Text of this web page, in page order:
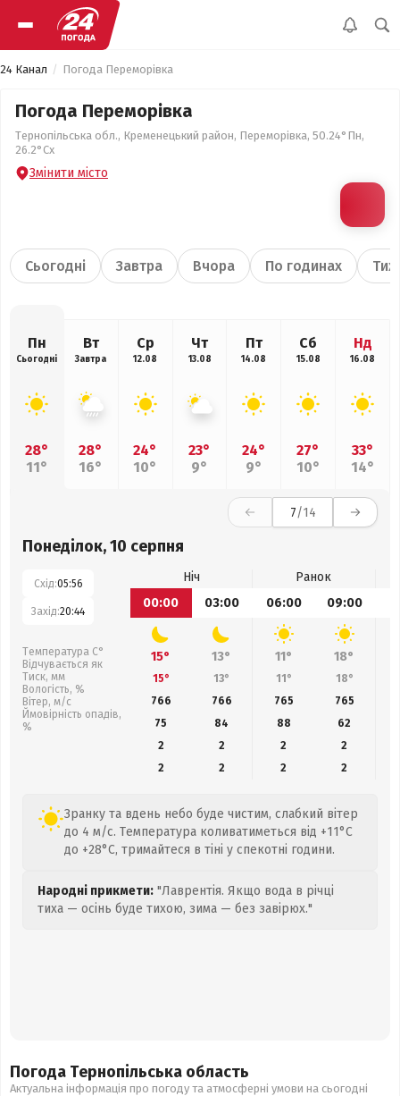
24 Канал Погода Переморівка
Погода Переморівка
Тернопільська обл., Кременецький район, Переморівка, 50.24°Пн,
26.2°Сх
Змінити місто
Сьогодні Завтра Вчора По годинах
Пн
Сьогодні
28°
11°
Вт
Завтра
28°
16°
Ср
12.08
24°
10°
Чт
13.08
23°
9°
Пт
14.08
24°
9°
Сб
15.08
27°
10°
Нд
16.08
33°
14°
7/14
Понеділок, 10 серпня
Схід:05:56
Захід:20:44
Температура С°
Відчувається як
Тиск, мм
Вологість, %
Вітер, м/с
Ймовірність опадів,
%
Ніч
Ранок
00:00
03:00 06:00 09:00
15° 13° 11° 18°
15° 13° 11° 18°
766
766 765 765
75
84 88 62
2
2 2
2
2
2 2 2
Зранку та вдень небо буде чистим, слабкий вітер
до 4 м/с. Температура коливатиметься від +11°C
до +28°C, тримайтеся в тіні у спекотні години.
Народні прикмети: "Лаврентія. Якщо вода в річці
тиха — осінь буде тихою, зима — без завірюх."
Погода Тернопільська область
Актуальна інформація про погоду та атмосферні умови на сьогодні